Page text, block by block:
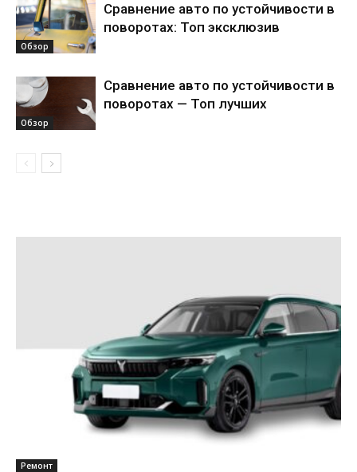
Обзор
Сравнение авто по устойчивости в
поворотах: Топ эксклюзив
Обзор
Сравнение авто по устойчивости в
поворотах — Топ лучших
Ремонт